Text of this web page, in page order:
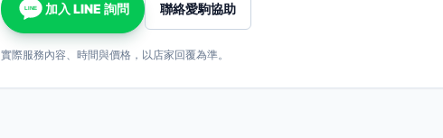
LINE 加入 LINE 詢問 聯絡愛駒協助
實際服務內容、時間與價格，以店家回覆為準。